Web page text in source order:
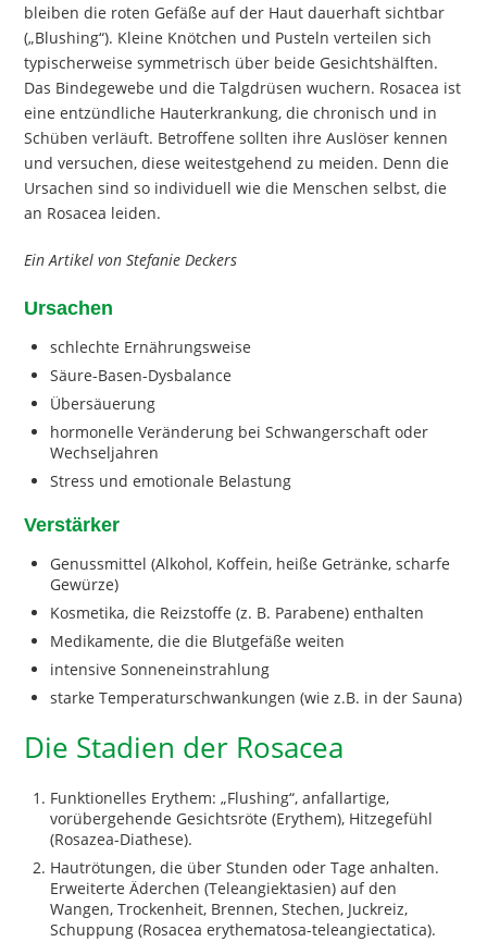
bleiben die roten Gefäße auf der Haut dauerhaft sichtbar
(„Blushing“). Kleine Knötchen und Pusteln verteilen sich
typischerweise symmetrisch über beide Gesichtshälften.
Das Bindegewebe und die Talgdrüsen wuchern. Rosacea ist
eine entzündliche Hauterkrankung, die chronisch und in
Schüben verläuft. Betroffene sollten ihre Auslöser kennen
und versuchen, diese weitestgehend zu meiden. Denn die
Ursachen sind so individuell wie die Menschen selbst, die
an Rosacea leiden.
Ein Artikel von Stefanie Deckers
Ursachen
schlechte Ernährungsweise
Säure-Basen-Dysbalance
Übersäuerung
hormonelle Veränderung bei Schwangerschaft oder
Wechseljahren
Stress und emotionale Belastung
Verstärker
Genussmittel (Alkohol, Koffein, heiße Getränke, scharfe
Gewürze)
Kosmetika, die Reizstoffe (z. B. Parabene) enthalten
Medikamente, die die Blutgefäße weiten
intensive Sonneneinstrahlung
starke Temperaturschwankungen (wie z.B. in der Sauna)
Die Stadien der Rosacea
Funktionelles Erythem: „Flushing“, anfallartige,
vorübergehende Gesichtsröte (Erythem), Hitzegefühl
(Rosazea-Diathese).
Hautrötungen, die über Stunden oder Tage anhalten.
Erweiterte Äderchen (Teleangiektasien) auf den
Wangen, Trockenheit, Brennen, Stechen, Juckreiz,
Schuppung (Rosacea erythematosa-teleangiectatica).